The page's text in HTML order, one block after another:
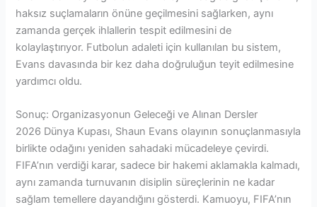
haksız suçlamaların önüne geçilmesini sağlarken, aynı
zamanda gerçek ihlallerin tespit edilmesini de
kolaylaştırıyor. Futbolun adaleti için kullanılan bu sistem,
Evans davasında bir kez daha doğruluğun teyit edilmesine
yardımcı oldu.
Sonuç: Organizasyonun Geleceği ve Alınan Dersler
2026 Dünya Kupası, Shaun Evans olayının sonuçlanmasıyla
birlikte odağını yeniden sahadaki mücadeleye çevirdi.
FIFA’nın verdiği karar, sadece bir hakemi aklamakla kalmadı,
aynı zamanda turnuvanın disiplin süreçlerinin ne kadar
sağlam temellere dayandığını gösterdi. Kamuoyu, FIFA’nın